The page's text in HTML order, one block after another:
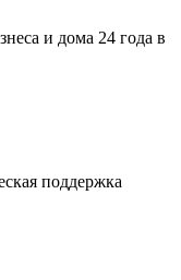
и дома 24 года в
поддержка